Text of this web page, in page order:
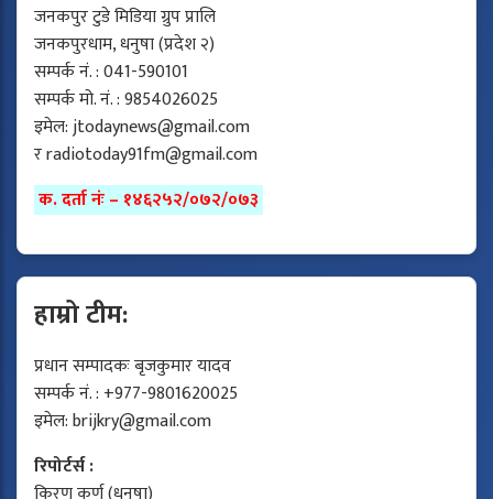
जनकपुर टुडे मिडिया ग्रुप प्रालि
जनकपुरधाम, धनुषा (प्रदेश २)
सम्पर्क नं. : 041-590101
सम्पर्क मो. नं. : 9854026025
इमेल:jtodaynews@gmail.com
रradiotoday91fm@gmail.com
क. दर्ता नंः – १४६२५२/०७२/०७३
हाम्रो टीम:
प्रधान सम्पादकः बृजकुमार यादव
सम्पर्क नं. : +977-9801620025
इमेल:brijkry@gmail.com
रिपोर्टर्स :